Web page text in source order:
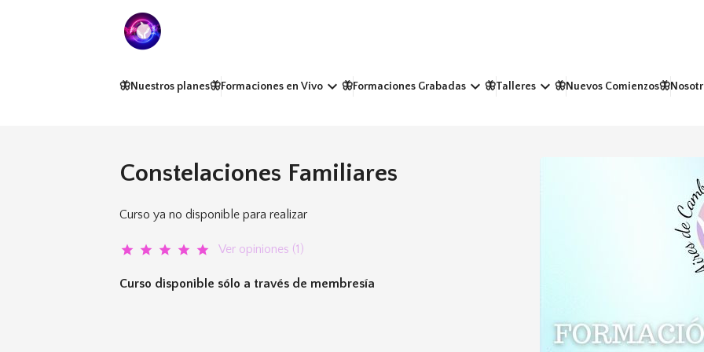
🦋Nuestros planes🦋Formaciones en Vivo keyboard_arrow_down🦋Formaciones Grabadas keyboard_arrow_down🦋Talleres keyboard_arrow_down🦋Nuevos Comienzos
Constelaciones Familiares
Curso ya no disponible para realizar
star star star star star Ver opiniones (1)
Curso disponible sólo a través de membresía